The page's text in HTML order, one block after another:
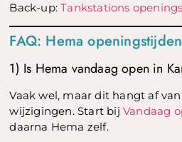
Back-up:Tankstations
FAQ: Hema
1) Is Hema vandaag open in
Vaak wel, maar dit hangt af
wijzigingen. Start bijVandaag
daarna Hema zelf.